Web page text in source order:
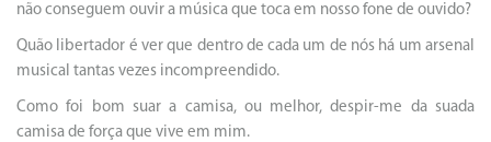
não conseguem ouvir a música que toca em nosso fone de ouvido?
Quão libertador é ver que dentro de cada um de nós há um arsenal
musical tantas vezes incompreendido.
Como foi bom suar a camisa, ou melhor, despir-me da suada
camisa de força que vive em mim.